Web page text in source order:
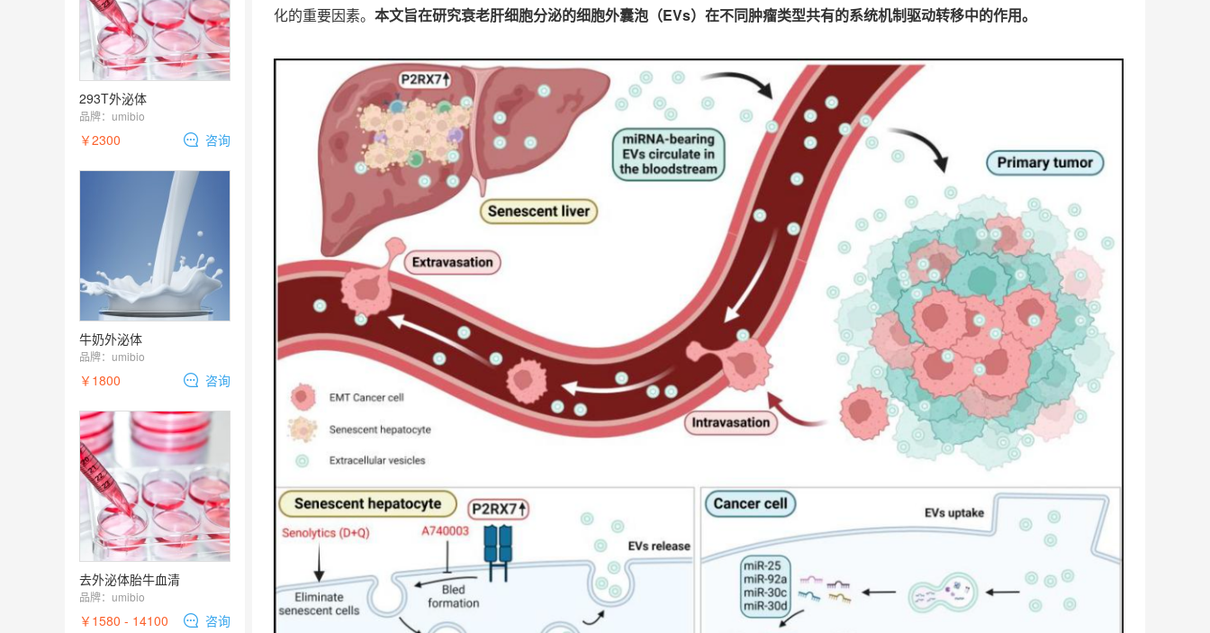
293T外泌体
品牌： umibio
￥2300 咨询
牛奶外泌体
品牌： umibio
￥1800 咨询
去外泌体胎牛血清
品牌： umibio
￥1580 - 14100 咨询
化的重要因素。 本文旨在研究衰老肝细胞分泌的细胞外囊泡（EVs）在不同肿瘤类型共有的系统机制驱动转移中的作用。